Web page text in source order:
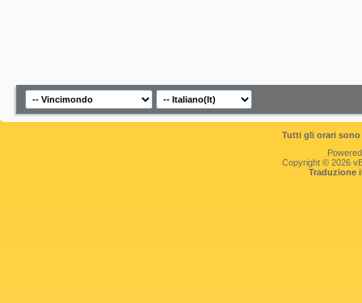
Tutti gli orari
Copyright © 2026
Traduzione